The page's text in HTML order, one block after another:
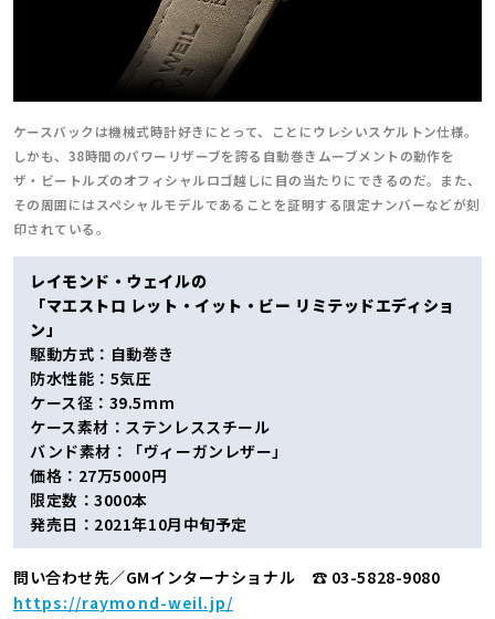
ケースバックは機械式時計好きにとって、ことにウレシいスケルトン仕様。
しかも、38時間のパワーリザーブを誇る自動巻きムーブメントの動作を
ザ・ビートルズのオフィシャルロゴ越しに目の当たりにできるのだ。また、
その周囲にはスペシャルモデルであることを証明する限定ナンバーなどが刻
印されている。
レイモンド・ウェイルの
「マエストロ レット・イット・ビー リミテッドエディショ
ン」
駆動方式：自動巻き
防水性能：5気圧
ケース径：39.5mm
ケース素材：ステンレススチール
バンド素材：「ヴィーガンレザー」
価格：27万5000円
限定数：3000本
発売日：2021年10月中旬予定
問い合わせ先／GMインターナショナル ☎ 03-5828-9080
https://raymond-weil.jp/